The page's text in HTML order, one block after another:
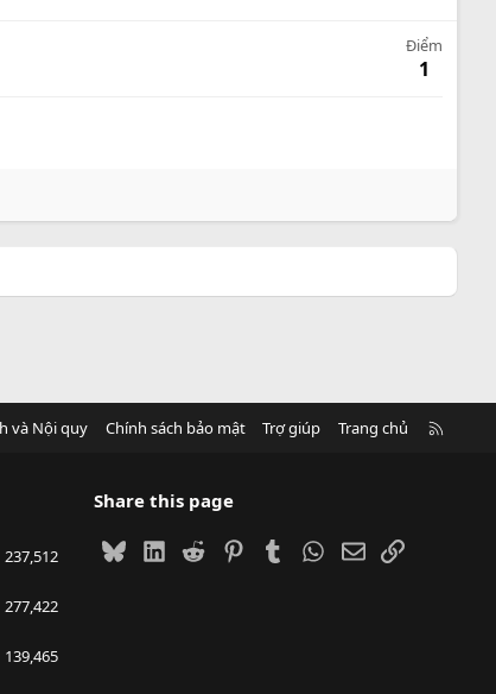
Điểm
1
và Nội quy Chính sách bảo mật Trợ giúp Trang chủ
237,512
277,422
139,465
Share this page
BlueskyLinkedIn
Reddit PinterestTumblrWhatsApp
EmailLink